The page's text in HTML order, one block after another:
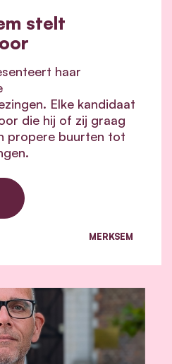
stelt
haar
Elke kandidaat
die hij of zij graag
propere buurten tot
MERKSEM